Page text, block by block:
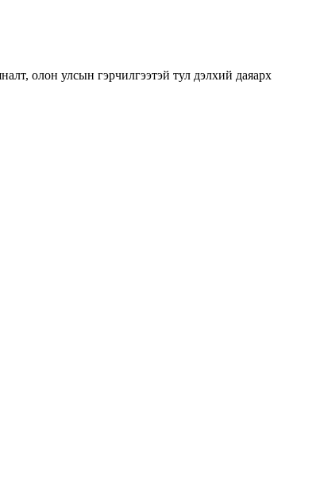
олон улсын гэрчилгээтэй тул дэлхий даяарх